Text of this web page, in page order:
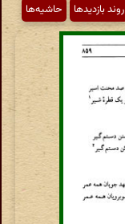
روند بازدیدها حاشیه‌ها